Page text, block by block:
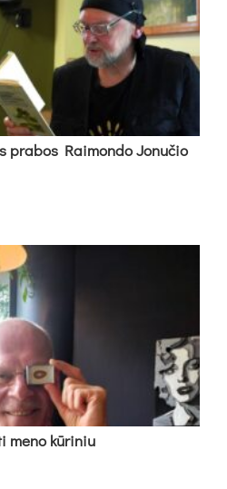
pra­bos Rai­mon­do Jo­nu­čio
me­no kū­ri­niu